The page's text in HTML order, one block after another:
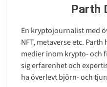
Parth
En kryptojournalist med
NFT, metaverse etc.
medier inom krypto- och
sig erfarenhet och
ha överlevt björn- och